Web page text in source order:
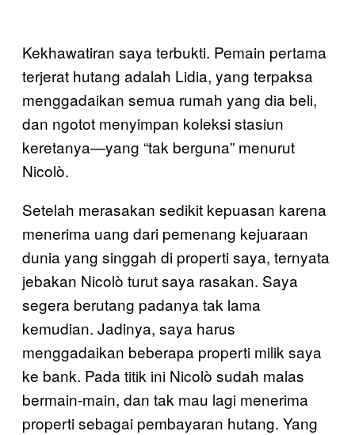
Kekhawatiran saya terbukti. Pemain pertama
terjerat hutang adalah Lidia, yang terpaksa
menggadaikan semua rumah yang dia beli,
dan ngotot menyimpan koleksi stasiun
keretanya—yang “tak berguna” menurut
Nicolò.
Setelah merasakan sedikit kepuasan karena
menerima uang dari pemenang kejuaraan
dunia yang singgah di properti saya, ternyata
jebakan Nicolò turut saya rasakan. Saya
segera berutang padanya tak lama
kemudian. Jadinya, saya harus
menggadaikan beberapa properti milik saya
ke bank. Pada titik ini Nicolò sudah malas
bermain-main, dan tak mau lagi menerima
properti sebagai pembayaran hutang. Yang